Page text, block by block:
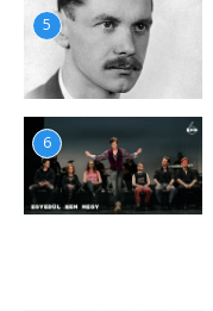
5
6